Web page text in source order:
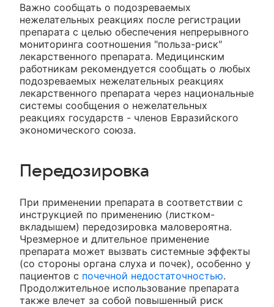
Важно сообщать о подозреваемых
нежелательных реакциях после регистрации
препарата с целью обеспечения непрерывного
мониторинга соотношения "польза-риск"
лекарственного препарата. Медицинским
работникам рекомендуется сообщать о любых
подозреваемых нежелательных реакциях
лекарственного препарата через национальные
системы сообщения о нежелательных
реакциях государств - членов Евразийского
экономического союза.
Передозировка
При применении препарата в соответствии с
инструкцией по применению (листком-
вкладышем) передозировка маловероятна.
Чрезмерное и длительное применение
препарата может вызвать системные эффекты
(со стороны органа слуха и почек), особенно у
пациентов с почечной недостаточностью.
Продолжительное использование препарата
также влечет за собой повышенный риск